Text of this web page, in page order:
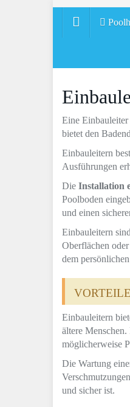
Eine Einbauleiter
bietet den
Einbauleitern
Ausführungen
Die Installation
Poolboden
und einen
Einbauleitern
Oberflächen
dem
Einbauleitern
ältere
möglicherweise
Die Wartung
und sicher ist.